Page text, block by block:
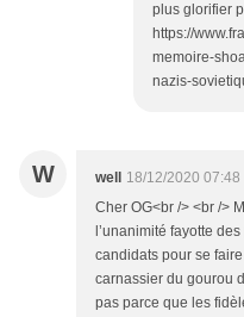
plus glorifier
https://
memoire-
nazis-
W well
18/12/2020 07:48
Cher OG<br /> <br />
l’unanimité fayotte
candidats pour se
carnassier du gourou
pas parce que les